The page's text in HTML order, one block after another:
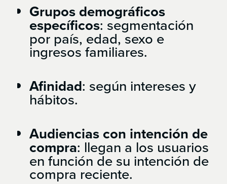
Grupos demográficos
específicos: segmentación
por país, edad, sexo e
ingresos familiares.
Afinidad: según intereses y
hábitos.
Audiencias con intención de
compra: llegan a los usuarios
en función de su intención de
compra reciente.